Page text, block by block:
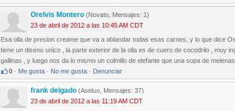
Orelvis Montero (Novato, Mensajes: 1)
23 de abril de 2012 a las 10:45 AM CDT
Esa olla de presion creame que va a ablandar todas esas carnes, y lo que dice
tiene un diseno unico , la parte exterior de la olla es de cuero de cocodrilo , muy
gallinas , y luego nos da lo mismo un colmillo de elefante que una sopa de
0 · Me gusta · No me gusta · Denunciar
frank delgado (Asiduo, Mensajes: 37)
23 de abril de 2012 a las 11:19 AM CDT